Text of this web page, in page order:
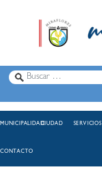
MUNICIPALIDADCIUDAD SERVICIOS
CONTACTO